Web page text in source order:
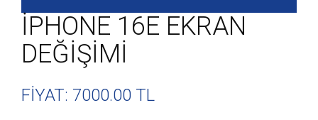
İPHONE 16E EKRAN
DEĞİŞİMİ
FİYAT: 7000.00 TL